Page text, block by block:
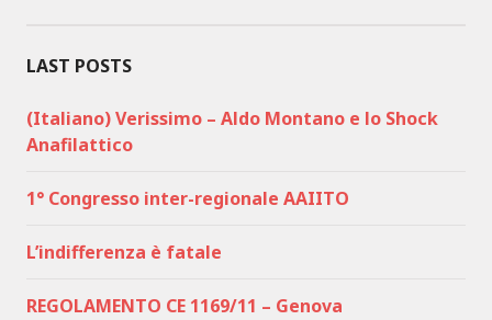
LAST POSTS
(Italiano) Verissimo – Aldo Montano e lo Shock
Anafilattico
1° Congresso inter-regionale AAIITO
L’indifferenza è fatale
REGOLAMENTO CE 1169/11 – Genova